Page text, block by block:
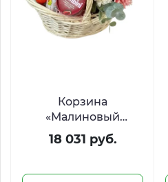
Корзина
«Малиновый
рассвет» с цветами,
Киндер Сюрприз и
18 031 руб.